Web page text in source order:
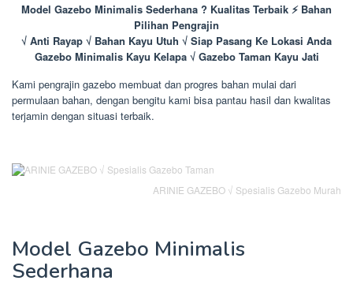
Model Gazebo Minimalis Sederhana ? Kualitas Terbaik ⚡ Bahan
Pilihan Pengrajin
√ Anti Rayap √ Bahan Kayu Utuh √ Siap Pasang Ke Lokasi Anda
Gazebo Minimalis Kayu Kelapa √ Gazebo Taman Kayu Jati
Kami pengrajin gazebo membuat dan progres bahan mulai dari
permulaan bahan, dengan bengitu kami bisa pantau hasil dan kwalitas
terjamin dengan situasi terbaik.
ARINIE GAZEBO √ Spesialis Gazebo Murah
Model Gazebo Minimalis
Sederhana